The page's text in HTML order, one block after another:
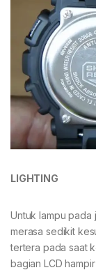
LIGHTING
Untuk lampu pada
merasa sedikit
tertera pada saat
bagian LCD